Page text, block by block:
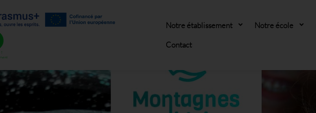
Notre établissement Notre école
Contact